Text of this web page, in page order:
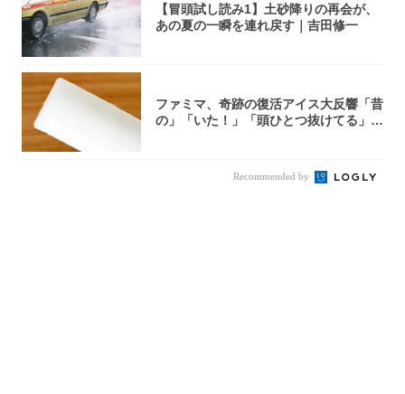
【冒頭試し読み1】土砂降りの再会が、
あの夏の一瞬を連れ戻す｜吉田修一
ファミマ、奇跡の復活アイス大反響「昔
の」「いた！」「頭ひとつ抜けてる」
Recommended by